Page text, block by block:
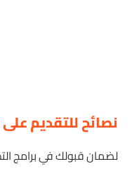
نصائح للتقديم
لضمان قبولك في برامج